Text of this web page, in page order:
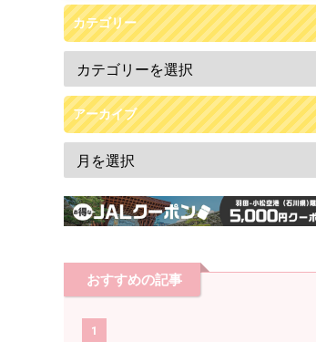
カテゴリー
アーカイブ
おすすめの記事
1